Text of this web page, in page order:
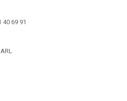
69 91